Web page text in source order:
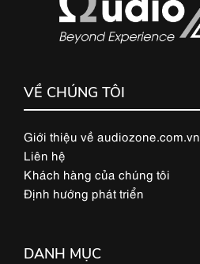
VỀ CHÚNG TÔI
Giới thiệu về audiozone.com.vn
Liên hệ
Khách hàng của chúng tôi
Định hướng phát triển
DANH MỤC